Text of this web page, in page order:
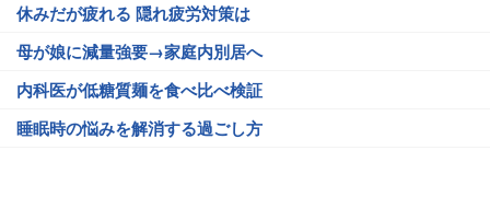
休みだが疲れる 隠れ疲労対策は
母が娘に減量強要→家庭内別居へ
内科医が低糖質麺を食べ比べ検証
睡眠時の悩みを解消する過ごし方